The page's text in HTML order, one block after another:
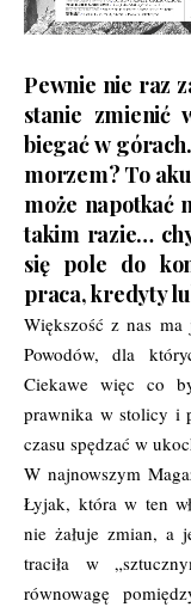
Pewnie nie raz
stanie zmienić
biegać w
morzem? To
może napotkać
takim razie…
się pole do
praca, kredyty
Większość z nas
Powodów, dla
Ciekawe więc co
prawnika w stolicy i
czasu spędzać w
W najnowszym
Łyjak, która w ten
nie żałuje zmian, a
traciła w
równowagę